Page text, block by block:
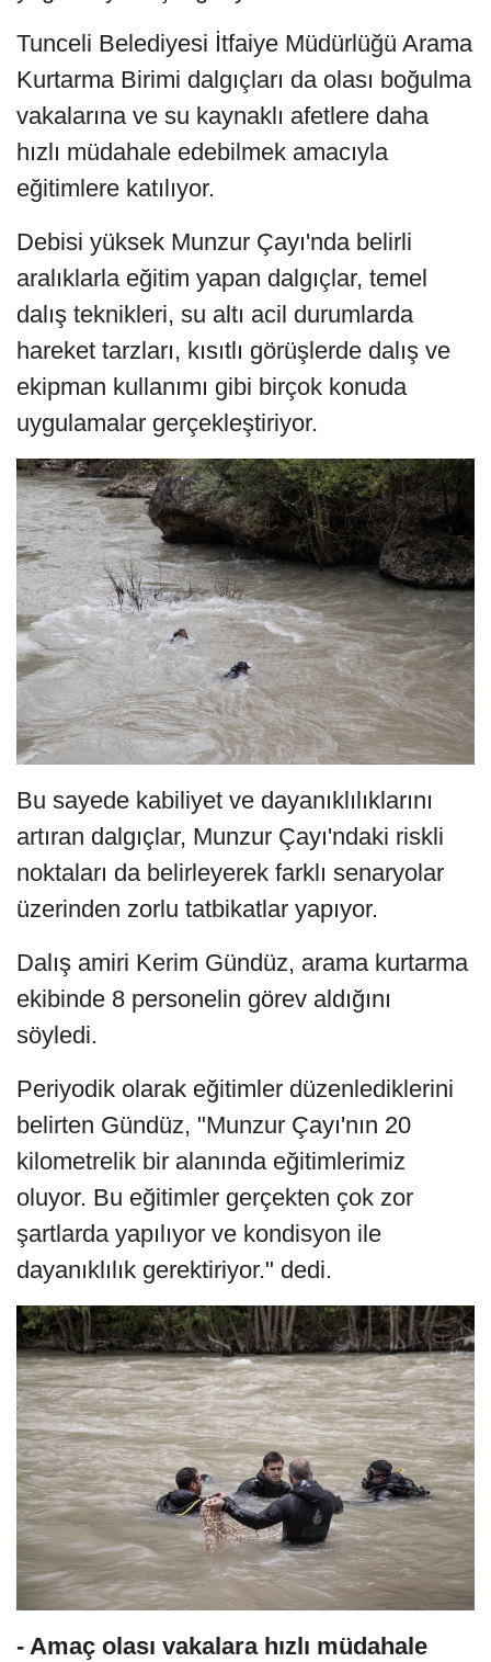
Tunceli Belediyesi İtfaiye Müdürlüğü Arama
Kurtarma Birimi dalgıçları da olası boğulma
vakalarına ve su kaynaklı afetlere daha
hızlı müdahale edebilmek amacıyla
eğitimlere katılıyor.
Debisi yüksek Munzur Çayı'nda belirli
aralıklarla eğitim yapan dalgıçlar, temel
dalış teknikleri, su altı acil durumlarda
hareket tarzları, kısıtlı görüşlerde dalış ve
ekipman kullanımı gibi birçok konuda
uygulamalar gerçekleştiriyor.
Bu sayede kabiliyet ve dayanıklılıklarını
artıran dalgıçlar, Munzur Çayı'ndaki riskli
noktaları da belirleyerek farklı senaryolar
üzerinden zorlu tatbikatlar yapıyor.
Dalış amiri Kerim Gündüz, arama kurtarma
ekibinde 8 personelin görev aldığını
söyledi.
Periyodik olarak eğitimler düzenlediklerini
belirten Gündüz, "Munzur Çayı'nın 20
kilometrelik bir alanında eğitimlerimiz
oluyor. Bu eğitimler gerçekten çok zor
şartlarda yapılıyor ve kondisyon ile
dayanıklılık gerektiriyor." dedi.
- Amaç olası vakalara hızlı müdahale